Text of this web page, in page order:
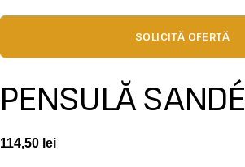
SOLICITĂ OFERTĂ
PENSULĂ SANDÉ
114,50 lei